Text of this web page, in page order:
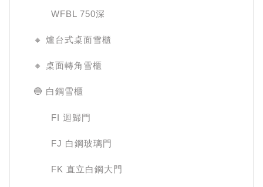
WFBL 750深
🔸 爐台式桌面雪櫃
🔸 桌面轉角雪櫃
🔵 白鋼雪櫃
FI 迴歸門
FJ 白鋼玻璃門
FK 直立白鋼大門